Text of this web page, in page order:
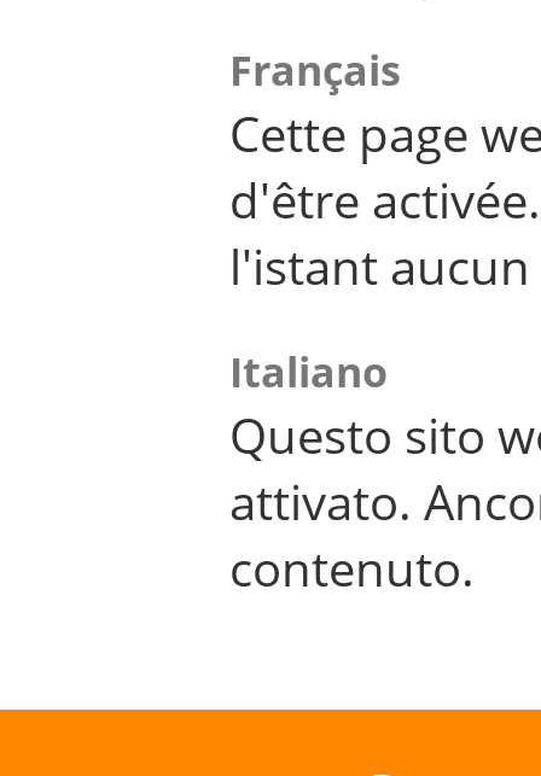
Français
Cette page
d'être
l'istant
Italiano
Questo sito
attivato.
contenuto.